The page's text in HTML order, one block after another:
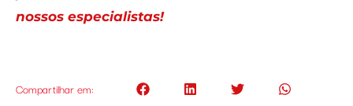
nossos especialistas!
Compartilhar em: